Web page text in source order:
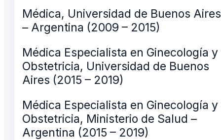
Médica, Universidad de Buenos Aires
– Argentina (2009 – 2015)
Médica Especialista en Ginecología y
Obstetricia, Universidad de Buenos
Aires (2015 – 2019)
Médica Especialista en Ginecología y
Obstetricia, Ministerio de Salud –
Argentina (2015 – 2019)